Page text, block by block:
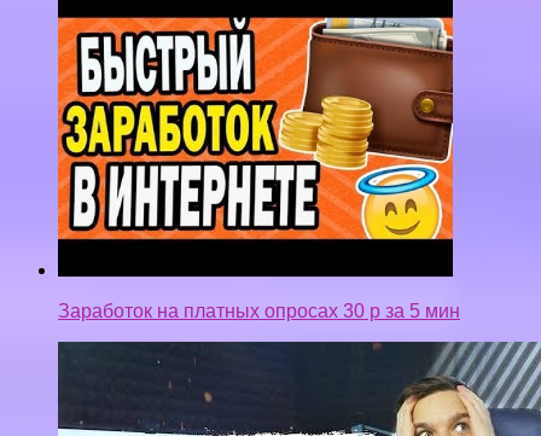
Заработок на платных опросах 30 р за 5 мин